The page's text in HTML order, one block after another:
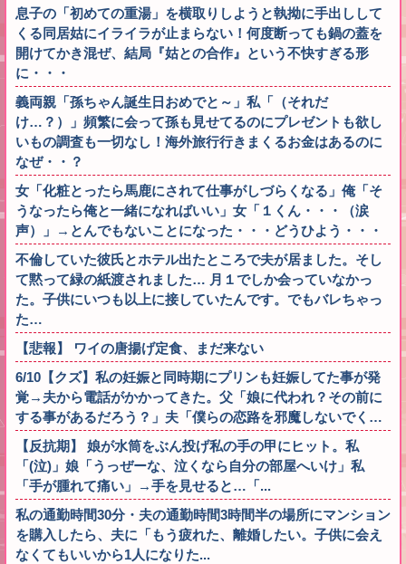
息子の「初めての重湯」を横取りしようと執拗に手出しして
くる同居姑にイライラが止まらない！何度断っても鍋の蓋を
開けてかき混ぜ、結局『姑との合作』という不快すぎる形
に・・・
義両親「孫ちゃん誕生日おめでと～」私「（それだ
け…？）」頻繁に会って孫も見せてるのにプレゼントも欲し
いもの調査も一切なし！海外旅行行きまくるお金はあるのに
なぜ・・？
女「化粧とったら馬鹿にされて仕事がしづらくなる」俺「そ
うなったら俺と一緒になればいい」女「１くん・・・（涙
声）」→とんでもないことになった・・・どうひよう・・・
不倫していた彼氏とホテル出たところで夫が居ました。そし
て黙って緑の紙渡されました… 月１でしか会っていなかっ
た。子供にいつも以上に接していたんです。でもバレちゃっ
た…
【悲報】 ワイの唐揚げ定食、まだ来ない
6/10【クズ】私の妊娠と同時期にプリンも妊娠してた事が発
覚→夫から電話がかかってきた。父「娘に代われ？その前に
する事があるだろう？」夫「僕らの恋路を邪魔しないでく…
【反抗期】 娘が水筒をぶん投げ私の手の甲にヒット。私
「(泣)」娘「うっぜーな、泣くなら自分の部屋へいけ」私
「手が腫れて痛い」→手を見せると…「...
私の通勤時間30分・夫の通勤時間3時間半の場所にマンション
を購入したら、夫に「もう疲れた、離婚したい。子供に会え
なくてもいいから1人になりた...